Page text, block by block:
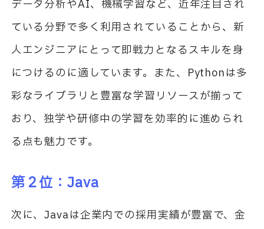
データ分析やAI、機械学習など、近年注目され
ている分野で多く利用されていることから、新
人エンジニアにとって即戦力となるスキルを身
につけるのに適しています。また、 Pythonは多
彩なライブラリと豊富な学習リソースが揃って
おり、独学や研修中の学習を効率的に進められ
る点も魅力です。
第２位：Java
次に、Javaは企業内での採用実績が豊富で、金